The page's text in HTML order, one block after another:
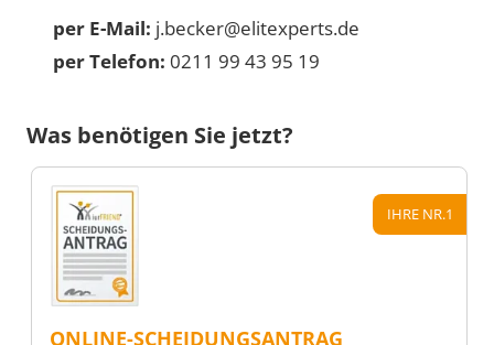
per E-Mail: j.becker@elitexperts.de
per Telefon: 0211 99 43 95 19
Was benötigen Sie jetzt?
IHRE NR.1
ONLINE-SCHEIDUNGSANTRAG